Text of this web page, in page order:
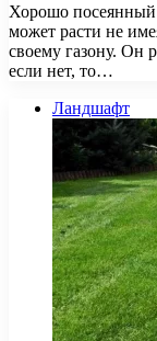
Хорошо посеянный
может расти не
своему газону. Он
если нет, то…
Ландшафт